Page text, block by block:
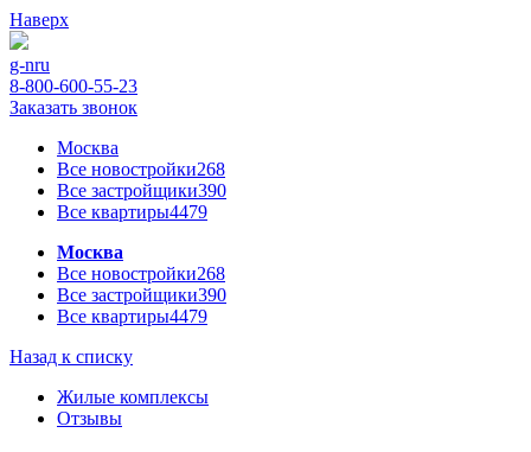
Наверх
g-nru
8-800-600-55-23
Заказать звонок
Москва
Все новостройки268
Все застройщики390
Все квартиры4479
Москва
Все новостройки268
Все застройщики390
Все квартиры4479
Назад к списку
Жилые комплексы
Отзывы